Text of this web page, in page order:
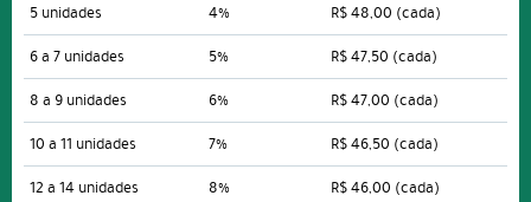
5 unidades
4% R$ 48,00 (cada)
6 a 7 unidades
5% R$ 47,50 (cada)
8 a 9 unidades
6% R$ 47,00 (cada)
10 a 11 unidades
7% R$ 46,50 (cada)
12 a 14 unidades
8% R$ 46,00 (cada)